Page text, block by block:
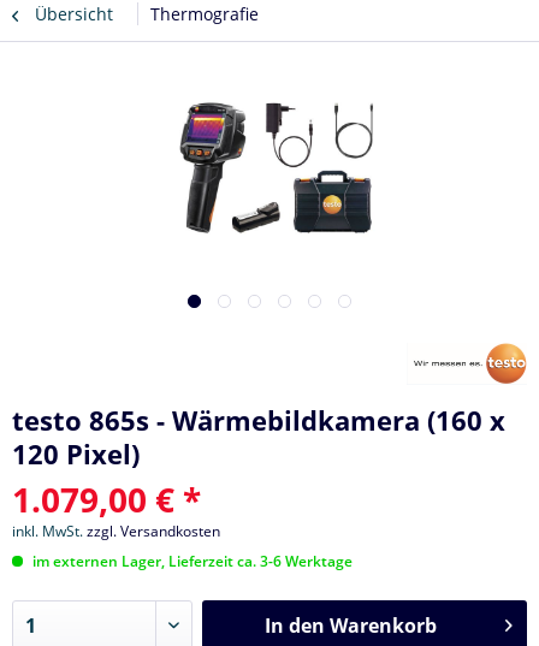
Übersicht Thermografie
testo 865s - Wärmebildkamera (160 x
120 Pixel)
1.079,00 € *
inkl. MwSt.zzgl. Versandkosten
im externen Lager, Lieferzeit ca. 3-6 Werktage
In den Warenkorb